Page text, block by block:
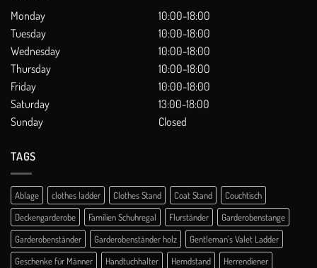
Monday
10:00-18:00
Tuesday
10:00-18:00
Wednesday
10:00-18:00
Thursday
10:00-18:00
Friday
10:00-18:00
Saturday
13:00-18:00
Sunday
Closed
TAGS
Ablage clothes ladder Clothes Stand Coat Stand
Couchtisch
Deckengarderobe
Familien Schuhregal Flurständer
Garderobenstange
Garderobenständer
Garderobenständer holz
Gentleman's Valet Ladder
Geschenke für Männer
Handtuchhalter Hemdstand
Herrendiener